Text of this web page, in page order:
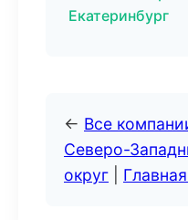
Екатеринбург
← Все
Северо-
округ